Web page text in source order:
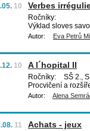
10 Verbes
Ročníky:
Výklad sloves
Autor: Eva Petrů
10 A l´hopital II
Ročníky:
SŠ 2.,
Procvičení a
Autor: Alena
11 Achats - jeux